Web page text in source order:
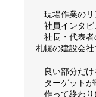
現場作業の
社員インタビ
社長・代表
札幌の建設会
良い部分だ
ターゲット
作って終わ